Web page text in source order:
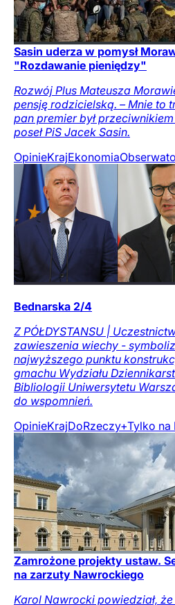
Sasin uderza w pomysł
"Rozdawanie pieniędzy"
Rozwój Plus Mateusza
pensję rodzicielską. – Mnie to
pan premier był
poseł PiS Jacek Sasin.
OpinieKrajEkonomia
Bednarska 2/4
Z PÓŁDYSTANSU |
zawieszenia wiechy -
najwyższego punktu
gmachu Wydziału
Bibliologii Uniwersytetu
do wspomnień.
OpinieKrajDoRzeczy+Tylko na
Zamrożone projekty ustaw.
na zarzuty Nawrockiego
Karol Nawrocki powiedział,